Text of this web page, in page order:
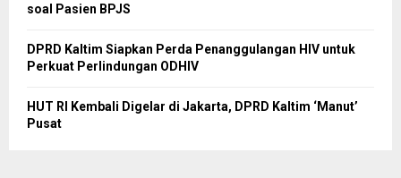
soal Pasien BPJS
DPRD Kaltim Siapkan Perda Penanggulangan HIV untuk
Perkuat Perlindungan ODHIV
HUT RI Kembali Digelar di Jakarta, DPRD Kaltim ‘Manut’
Pusat